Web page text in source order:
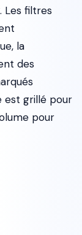
Les filtres
la
des
est grillé pour
pour